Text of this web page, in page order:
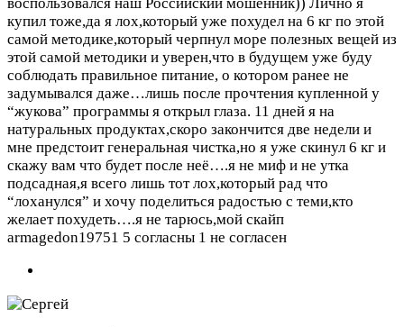
купил тоже,да я лох,который уже похудел на 6 кг по этой
самой методике,который черпнул море полезных вещей из
этой самой методики и уверен,что в будущем уже буду
соблюдать правильное питание, о котором ранее не
задумывался даже…лишь после прочтения купленной у
“жукова” программы я открыл глаза. 11 дней я на
натуральных продуктах,скоро закончится две недели и
мне предстоит генеральная чистка,но я уже скинул 6 кг и
скажу вам что будет после неё….я не миф и не утка
подсадная,я всего лишь тот лох,который рад что
“лоханулся” и хочу поделиться радостью с теми,кто
желает похудеть….я не тарюсь,мой скайп
armagedon19751 5 согласны 1 не согласен